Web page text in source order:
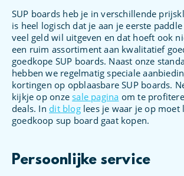
SUP boards heb je in verschillende
is heel logisch dat je aan je eerste
veel geld wil uitgeven en dat hoeft ook
een ruim assortiment aan kwalitatief
goedkope SUP boards. Naast onze
hebben we regelmatig speciale
kortingen op opblaasbare SUP boards.
kijkje op onze sale pagina om te
deals. In dit bloglees je waar je op moet
goedkoop sup board gaat kopen.
Persoonlijke service